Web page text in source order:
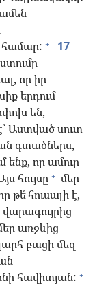
համար: +
17
որ իր
երդում
են,
Աստված սուտ
գտածներս,
ենք, որ ամուր
հույսը + մեր
հուսալի է,
առջևից
բացի մեզ
հավիտյան: +